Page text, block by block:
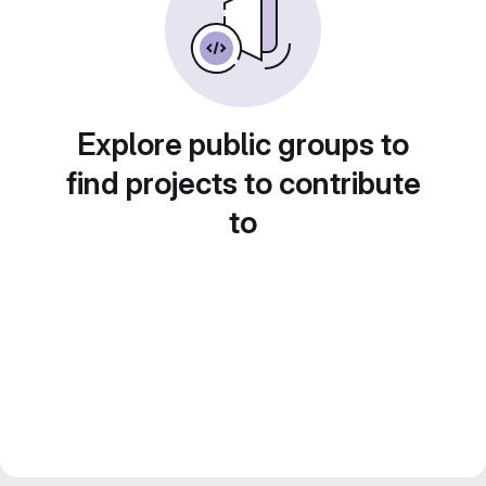
Explore public groups to
find projects to contribute
to